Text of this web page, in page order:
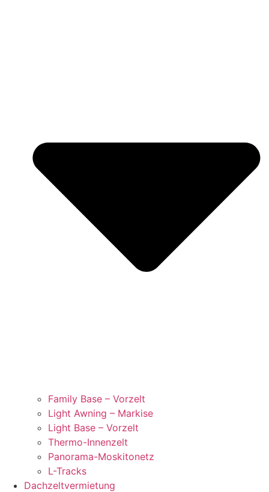
Family Base – Vorzelt
Light Awning – Markise
Light Base – Vorzelt
Thermo-Innenzelt
Panorama-Moskitonetz
L-Tracks
Dachzeltvermietung